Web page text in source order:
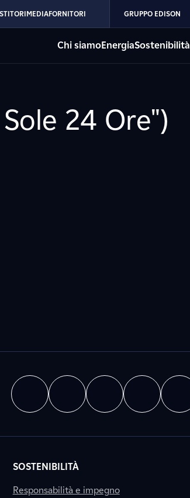
MEDIAFORNITORI GRUPPO EDISON
Chi siamoEnergiaSostenibilità
24 Ore")
SOSTENIBILITÀ
Responsabilità e impegno